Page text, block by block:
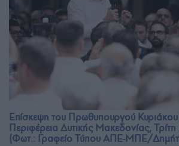
Επίσκεψη του Πρωθυπουργού
Περιφέρεια Δυτικής Μακεδονίας,
(Φωτ.: Γραφείο Τύπου ΑΠΕ-ΜΠΕ/